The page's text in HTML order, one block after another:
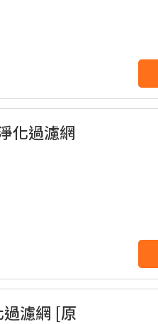
化過濾網
過濾網 [原